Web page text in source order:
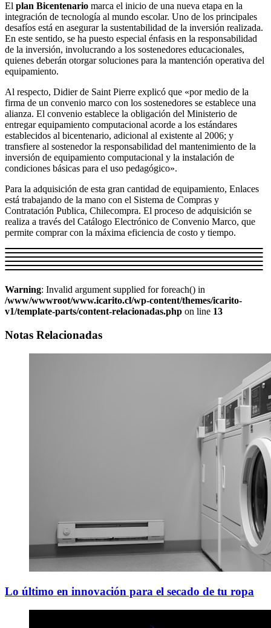
El plan Bicentenario marca el inicio de una nueva etapa en la
integración de tecnología al mundo escolar. Uno de los principales
desafíos está en asegurar la sustentabilidad de la inversión realizada.
En este sentido, se ha puesto especial énfasis en la responsabilidad
de la inversión, involucrando a los sostenedores educacionales,
quienes deberán otorgar soluciones para la mantención operativa del
equipamiento.
Al respecto, Didier de Saint Pierre explicó que «por medio de la
firma de un convenio marco con los sostenedores se establece una
alianza. El convenio establece la obligación del Ministerio de
entregar equipamiento computacional acorde a los estándares
establecidos al bicentenario, adicional al existente al 2006; y
transfiere al sostenedor la responsabilidad del mantenimiento de la
inversión de equipamiento computacional y la instalación de
condiciones básicas para el uso pedagógico».
Para la adquisición de esta gran cantidad de equipamiento, Enlaces
está trabajando de la mano con el Sistema de Compras y
Contratación Publica, Chilecompra. El proceso de adquisición se
realiza a través del Catálogo Electrónico de Convenio Marco, que
permite comprar con la máxima eficiencia de costo y tiempo.
Warning: Invalid argument supplied for foreach() in
/www/wwwroot/www.icarito.cl/wp-content/themes/icarito-
v1/template-parts/content-relacionadas.php on line 13
Notas Relacionadas
Lo último en innovación para el secado de tu ropa